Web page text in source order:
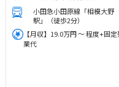
小田急小田原線「相模大野
駅」（徒歩2分）
【月収】19.0万円 ～ 程度+固定
業代